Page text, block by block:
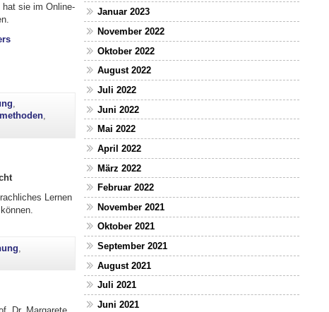
hat sie im Online-
,
,
Lernen
Januar 2023
November 2022
Oktober 2022
August 2022
Juli 2022
Juni 2022
Mai 2022
April 2022
März 2022
Februar 2022
November 2021
Oktober 2021
September 2021
August 2021
Juli 2021
Juni 2021